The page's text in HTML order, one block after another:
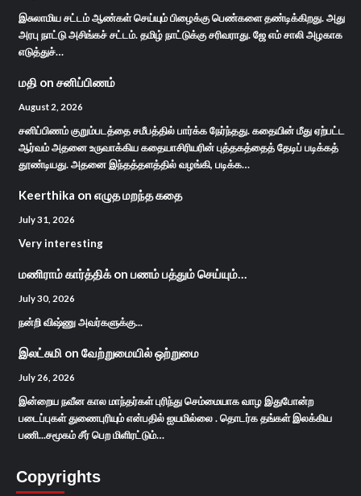
இசுலாமிய சட்டம் ஆண்கள் செய்யும் பிழைக்கு பெண்களை தண்டிக்கிறது. அது
அரபு நாட்டு அசிங்கச் சட்டம். தமிழ் நாட்டுக்கு சரிவராது. ஜே எம் சாலி அழகாக
எடுத்துச்…
மதி on சனிப்பிணம்
August 2, 2026
சனிப்பிணம் குறும்படத்தை சமீபத்தில் பார்க்க நேர்ந்தது. கதையின் மீது ஏற்பட்ட
ஆர்வம் அதனை உருவாக்கிய கதையாசிரியரின் புத்தகத்தைத் தேடிப் படிக்கத்
தூண்டியது. அதனை இந்தத்தளத்தில் வழங்கி, படிக்க…
Keerthika on எழுத மறந்த கதை
July 31, 2026
Very interesting
மணிராம் கார்த்திக்on பணம் பத்தும் செய்யும்…
July 30, 2026
நன்றி விஷ்ணு அவர்களுக்கு...
இலட்சுமி on வேற்றுமையில் ஒற்றுமை
July 26, 2026
இன்றைய நவீன கால மாந்தர்கள் புரிந்து செம்மையாக வாழ இதுபோன்ற
படைப்புகள் துணைபுரியும் என்பதில் ஐயமில்லை . தொடர்க தங்கள் இலக்கிய
பணி...சமூகம் சீர் பெற மிளிரட்டும்…
Copyrights